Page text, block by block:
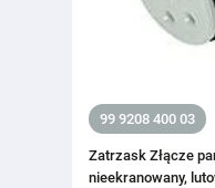
99 9208 400 03
Zatrzask Złącze
nieekranowany,